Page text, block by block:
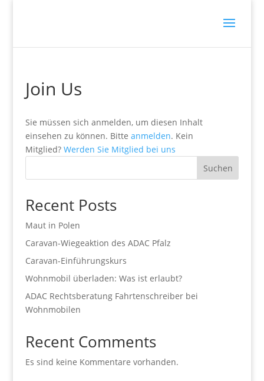
Join Us
Sie müssen sich anmelden, um diesen Inhalt
einsehen zu können. Bitte anmelden. Kein
Mitglied? Werden Sie Mitglied bei uns
Suchen
Recent Posts
Maut in Polen
Caravan-Wiegeaktion des ADAC Pfalz
Caravan-Einführungskurs
Wohnmobil überladen: Was ist erlaubt?
ADAC Rechtsberatung Fahrtenschreiber bei
Wohnmobilen
Recent Comments
Es sind keine Kommentare vorhanden.